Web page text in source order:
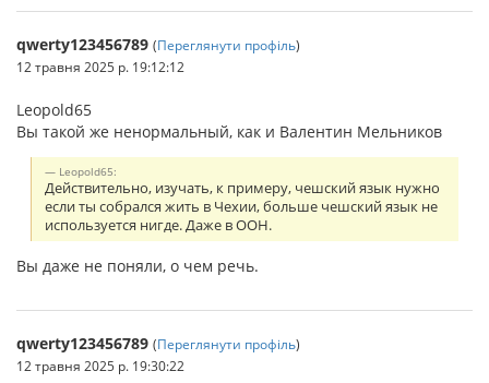
qwerty123456789 (Переглянути профіль)
12 травня 2025 р. 19:12:12
Leopold65
Вы такой же ненормальный, как и Валентин Мельников
Leopold65:
Действительно, изучать, к примеру, чешский язык нужно
если ты собрался жить в Чехии, больше чешский язык не
используется нигде. Даже в ООН.
Вы даже не поняли, о чем речь.
qwerty123456789 (Переглянути профіль)
12 травня 2025 р. 19:30:22